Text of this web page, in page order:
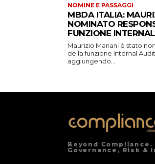
NOMINE E PASSAGGI
MBDA ITALIA:
NOMINATO
FUNZIONE
Maurizio Mariani è stato
della funzione Internal
aggiungendo...
Beyond
Governance, Risk &